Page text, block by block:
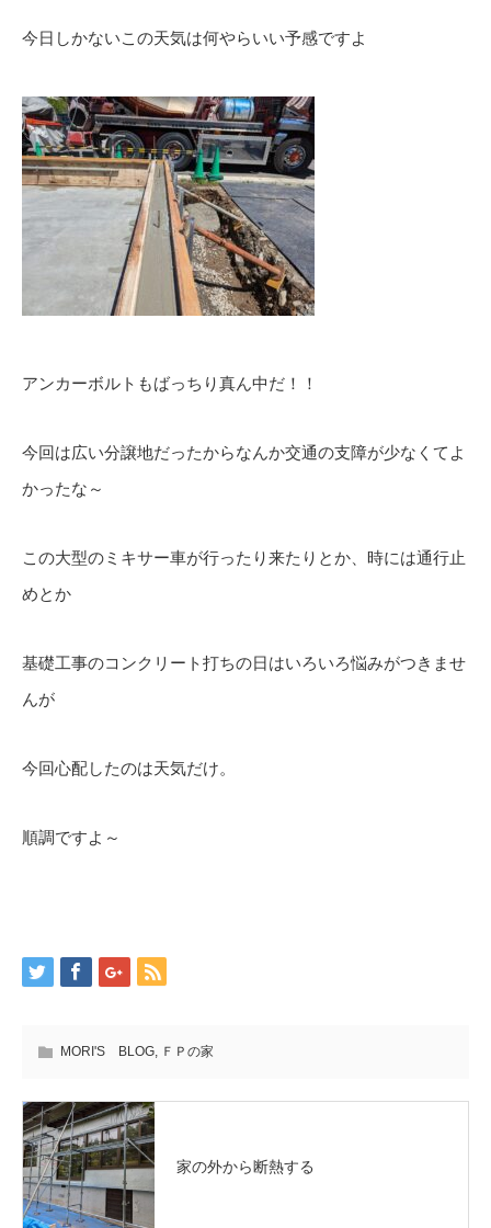
今日しかないこの天気は何やらいい予感ですよ
アンカーボルトもばっちり真ん中だ！！
今回は広い分譲地だったからなんか交通の支障が少なくてよ
かったな～
この大型のミキサー車が行ったり来たりとか、時には通行止
めとか
基礎工事のコンクリート打ちの日はいろいろ悩みがつきませ
んが
今回心配したのは天気だけ。
順調ですよ～
MORI'S BLOG, ＦＰの家
家の外から断熱する